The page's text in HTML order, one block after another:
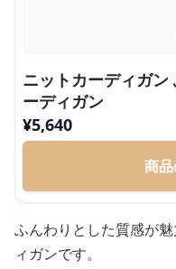
ニットカーディガン
ーディガン
¥5,640
商
ふんわりとした質感が
ィガンです。